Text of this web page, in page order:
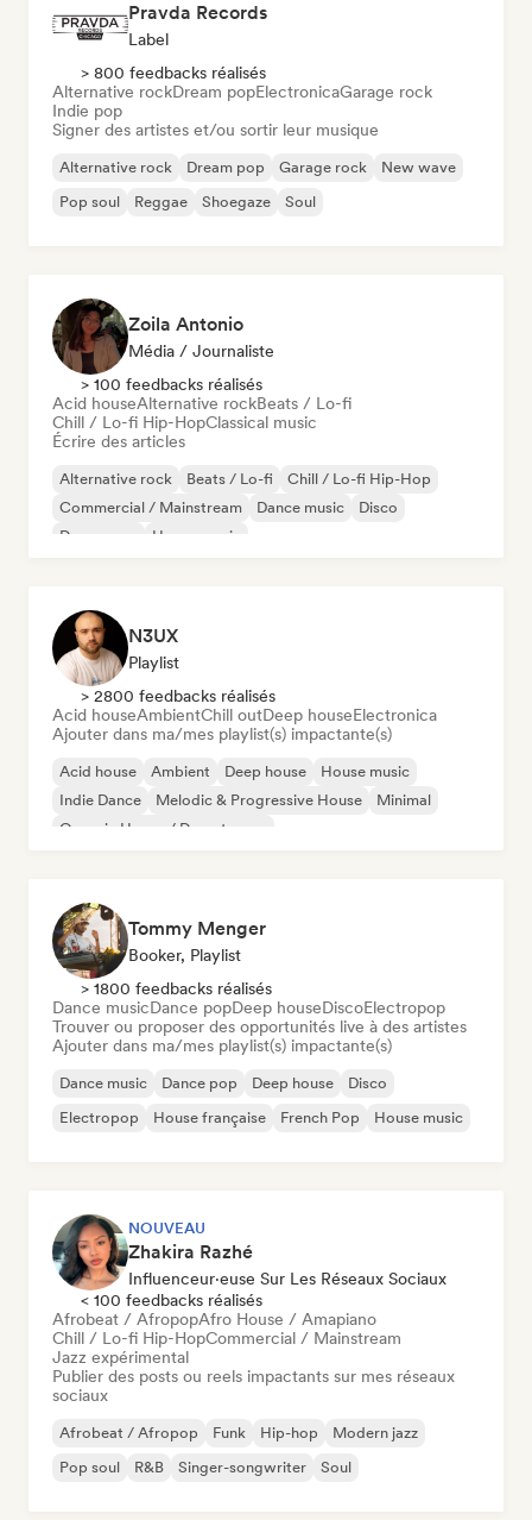
Pravda Records
Label
> 800 feedbacks réalisés
Alternative rockDream popElectronicaGarage rock
Indie pop
Signer des artistes et/ou sortir leur musique
Alternative rock Dream pop Garage rock
New wave
Pop soul
Reggae Shoegaze Soul
Zoila Antonio
Média / Journaliste
> 100 feedbacks réalisés
Acid houseAlternative rockBeats / Lo-fi
Chill / Lo-fi Hip-HopClassical music
Écrire des articles
Alternative rock Beats / Lo-fi
Chill / Lo-fi Hip-Hop
Commercial / Mainstream
Dance music
Disco
Dream pop
House music
N3UX
Playlist
> 2800 feedbacks réalisés
Acid houseAmbientChill outDeep houseElectronica
Ajouter dans ma/mes playlist(s) impactante(s)
Acid house Ambient Deep house
House music
Indie Dance
Melodic & Progressive House
Minimal
Organic House / Downtempo
Tommy Menger
Booker, Playlist
> 1800 feedbacks réalisés
Dance musicDance popDeep houseDiscoElectropop
Trouver ou proposer des opportunités live à des artistes
Ajouter dans ma/mes playlist(s) impactante(s)
Dance music Dance pop Deep house
Disco
Electropop
House française French Pop House music
NOUVEAU
Zhakira Razhé
Influenceur·euse Sur Les Réseaux Sociaux
< 100 feedbacks réalisés
Afrobeat / AfropopAfro House / Amapiano
Chill / Lo-fi Hip-HopCommercial / Mainstream
Jazz expérimental
Publier des posts ou reels impactants sur mes réseaux
sociaux
Afrobeat / Afropop Funk Hip-hop
Modern jazz
Pop soul
R&B Singer-songwriter Soul